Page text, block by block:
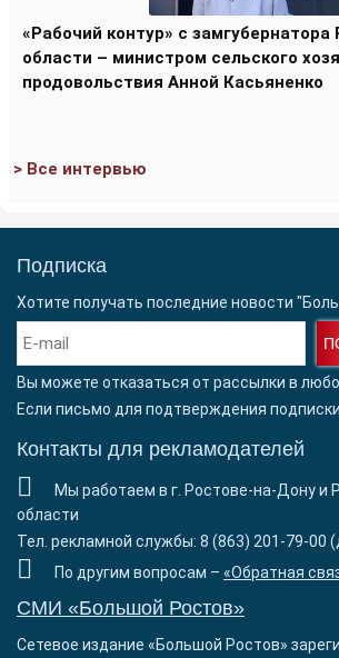
«Рабочий контур» с замгубернатора
области – министром сельского
продовольствия Анной Касьяненко
> Все интервью
Подписка
Хотите получать последние новости
Вы можете отказаться от рассылки в
Если письмо для подтверждения подписки
Контакты для рекламодателей
Мы работаем в г. Ростове-на-Дону и
области
Тел. рекламной службы: 8 (863) 201-79-00
По другим вопросам – «Обратная
СМИ «Большой Ростов»
Сетевое издание «Большой Ростов»